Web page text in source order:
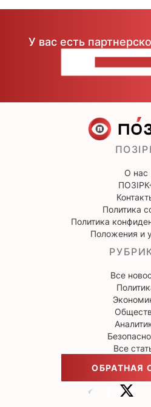
У вас есть
О нас
Политика
Политика
Положения и
Все
Все
ОБРАТНАЯ